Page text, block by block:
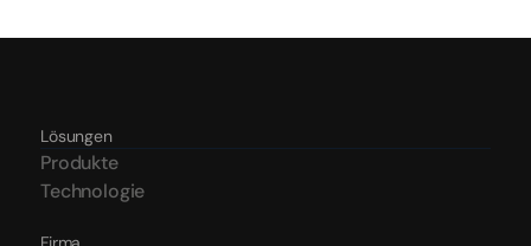
Lösungen
Produkte
Technologie